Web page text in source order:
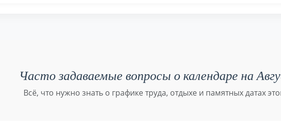
Часто задаваемые вопросы о календаре на
Всё, что нужно знать о графике труда, отдыхе и памятных датах